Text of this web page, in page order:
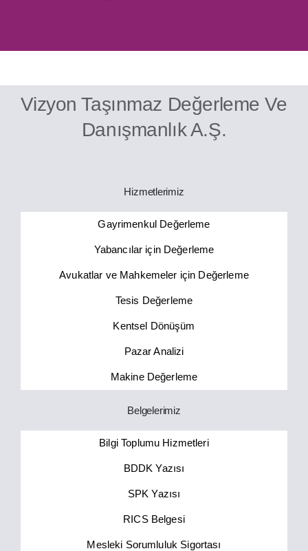
Vizyon Taşınmaz Değerleme Ve
Danışmanlık A.Ş.
Hizmetlerimiz
Gayrimenkul Değerleme
Yabancılar için Değerleme
Avukatlar ve Mahkemeler için Değerleme
Tesis Değerleme
Kentsel Dönüşüm
Pazar Analizi
Makine Değerleme
Belgelerimiz
Bilgi Toplumu Hizmetleri
BDDK Yazısı
SPK Yazısı
RICS Belgesi
Mesleki Sorumluluk Sigortası